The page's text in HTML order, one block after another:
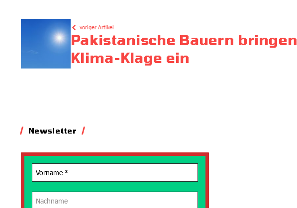
voriger Artikel
Pakistanische Bauern bringen
Klima-Klage ein
Newsletter